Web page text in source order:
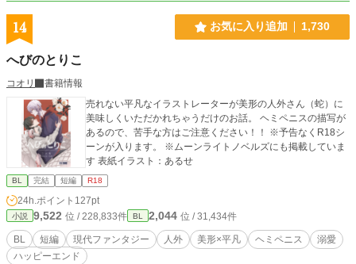
14 お気に入り追加 1,730
へびのとりこ
コオリ
書籍情報
売れない平凡なイラストレーターが美形の人外さん（蛇）に
美味しくいただかれちゃうだけのお話。 ヘミペニスの描写が
あるので、苦手な方はご注意ください！！ ※予告なくR18シ
ーンが入ります。 ※ムーンライトノベルズにも掲載していま
す 表紙イラスト：あるせ
BL 完結 短編 R18
24h.ポイント 127pt
小説 9,522 位 / 228,833件 BL 2,044 位 / 31,434件
BL 短編 現代ファンタジー 人外 美形×平凡 ヘミペニス
溺愛
ハッピーエンド